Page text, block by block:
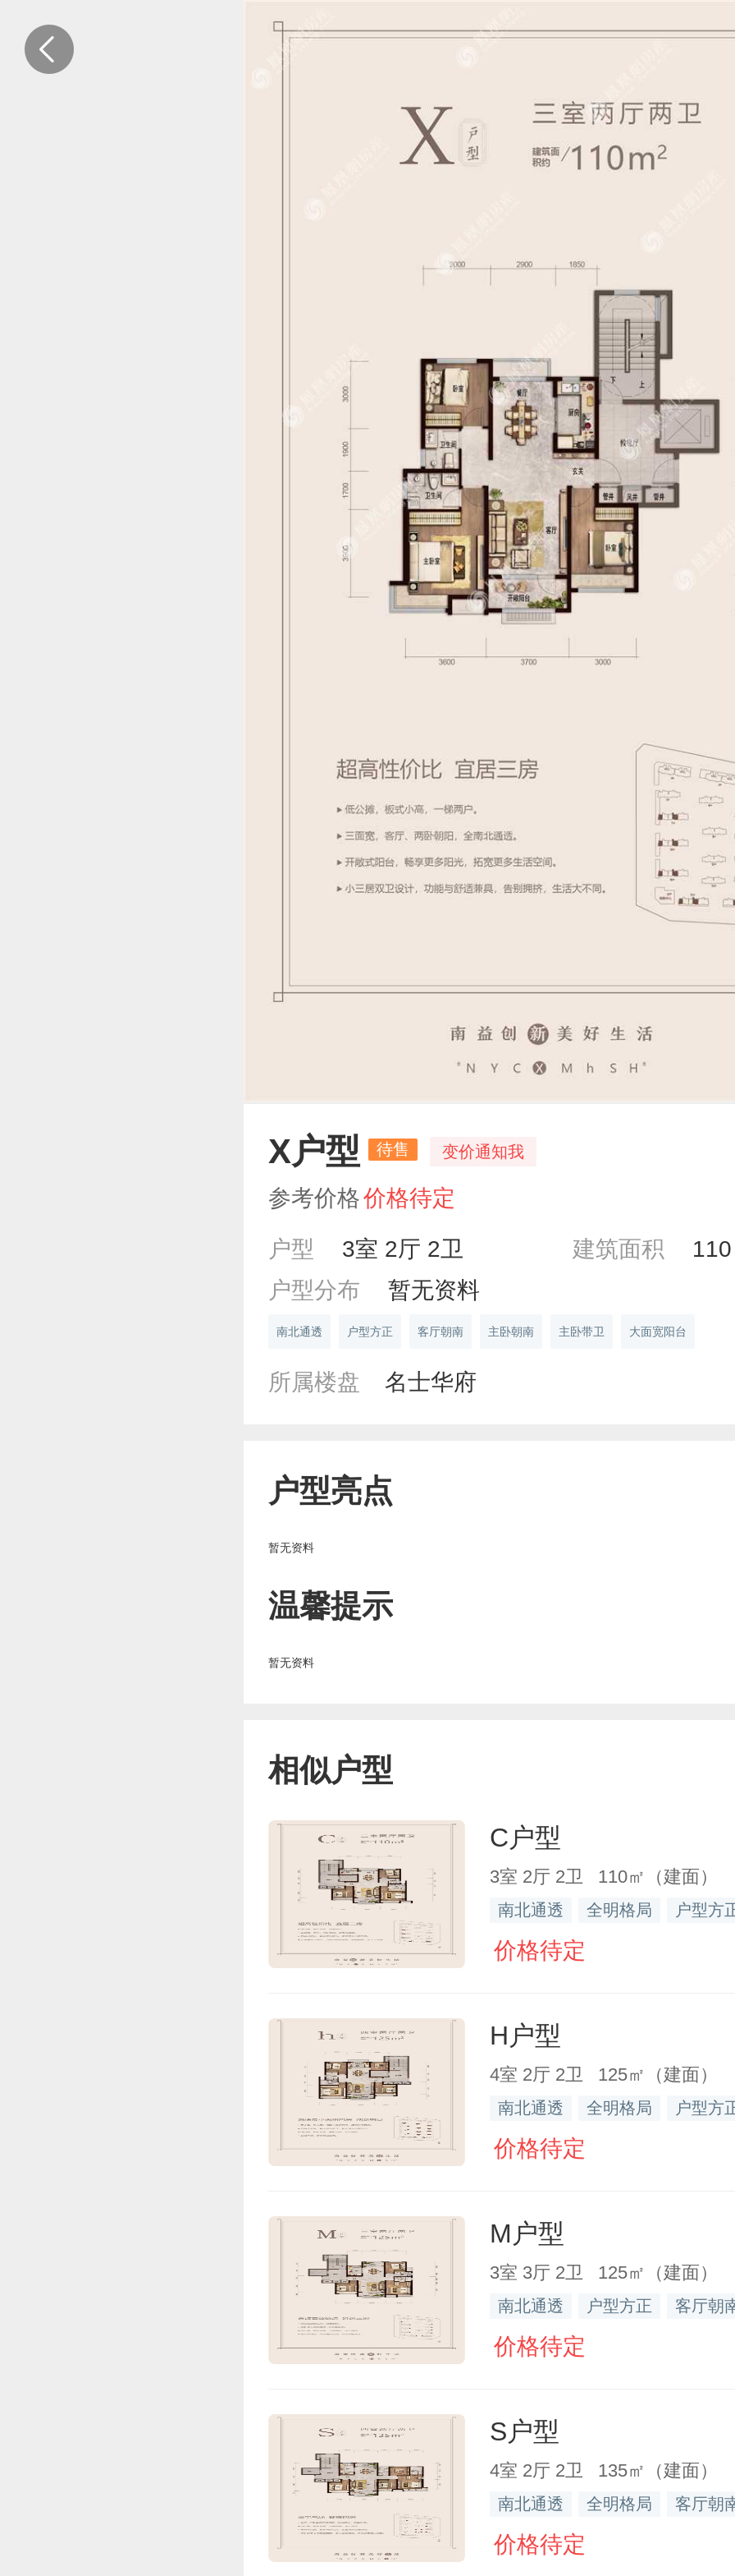
X户型 待售 变价通知我
参考价格价格待定
户型
3室 2厅 2卫 建筑面积
户型分布
暂无资料
南北通透 户型方正 客厅朝南 主卧朝南 主卧带卫 大面宽阳台
所属楼盘 名士华府
户型亮点
暂无资料
温馨提示
暂无资料
相似户型
C户型
3室 2厅 2卫 110㎡（建面）
南北通透 全明格局 户型方
价格待定
H户型
4室 2厅 2卫 125㎡（建面）
南北通透 全明格局 户型方
价格待定
M户型
3室 3厅 2卫 125㎡（建面）
南北通透 户型方正 客厅朝
价格待定
S户型
4室 2厅 2卫 135㎡（建面）
南北通透 全明格局 客厅朝
价格待定